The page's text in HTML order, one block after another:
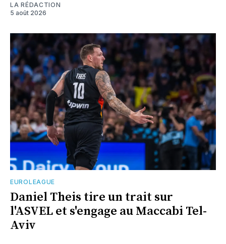
LA RÉDACTION
5 août 2026
EUROLEAGUE
Daniel Theis tire un trait sur
l'ASVEL et s'engage au Maccabi Tel-
Aviv